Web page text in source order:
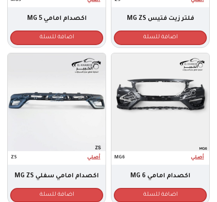
فلتر زيت فتيس MG ZS
اضافة للسلة
اكصدام امامي MG 5
اضافة للسلة
أصلي MG6
اكصدام امامي MG 6
اضافة للسلة
أصلي ZS
اكصدام امامي سفلي MG ZS
اضافة للسلة